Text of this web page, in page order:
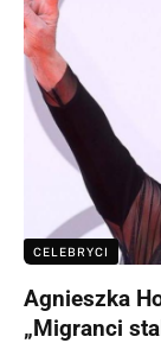
CELEBRYCI
Agnieszka
„Migranci